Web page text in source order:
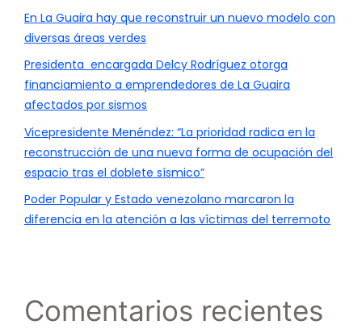
En La Guaira hay que reconstruir un nuevo modelo con
diversas áreas verdes
Presidenta encargada Delcy Rodríguez otorga
financiamiento a emprendedores de La Guaira
afectados por sismos
Vicepresidente Menéndez: “La prioridad radica en la
reconstrucción de una nueva forma de ocupación del
espacio tras el doblete sísmico”
Poder Popular y Estado venezolano marcaron la
diferencia en la atención a las víctimas del terremoto
Comentarios recientes